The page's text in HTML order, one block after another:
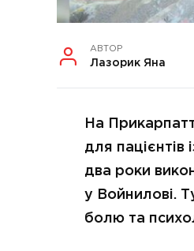
АВТОР
Лазорик Яна
На
для
два роки
у Войнилові.
болю та